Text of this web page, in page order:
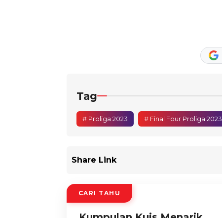
Tag
# Proliga 2023 # Final Four Proliga 2023
Share Link
CARI TAHU